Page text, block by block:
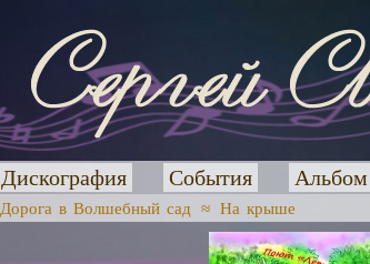
Дискография События Альбом
Дорога в Волшебный сад ≈ На крыше